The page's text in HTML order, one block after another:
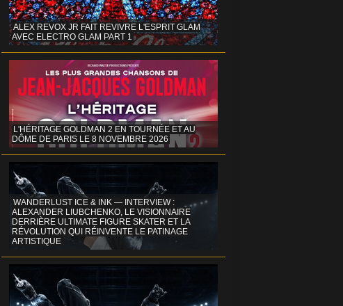
ALEX REVOX JR FAIT REVIVRE L'ESPRIT GLAM
AVEC ELECTRO GLAM PART 1
L'HÉRITAGE GOLDMAN 2 EN TOURNÉE ET AU
DÔME DE PARIS LE 8 NOVEMBRE 2026
WANDERLUST ICE & INK — INTERVIEW :
ALEXANDER LIUBCHENKO, LE VISIONNAIRE
DERRIÈRE ULTIMATE FIGURE SKATER ET LA
RÉVOLUTION QUI RÉINVENTE LE PATINAGE
ARTISTIQUE